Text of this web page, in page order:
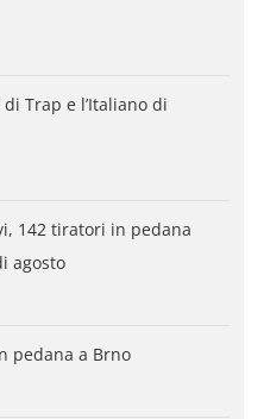
Trap e l’Italiano di
142 tiratori in pedana
agosto
pedana a Brno